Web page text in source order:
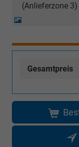
(Anlieferzone 3)
Gesamtpreis